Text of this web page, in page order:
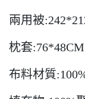
兩用被
枕套:76*48CM
布料材質